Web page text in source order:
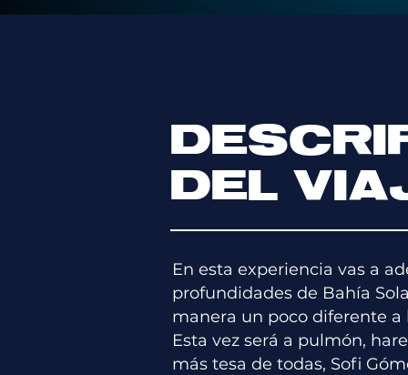
DEL
En esta experiencia vas a
profundidades de Bahía
manera un poco diferente
Esta vez será a pulmón,
más tesa de todas, Sofi